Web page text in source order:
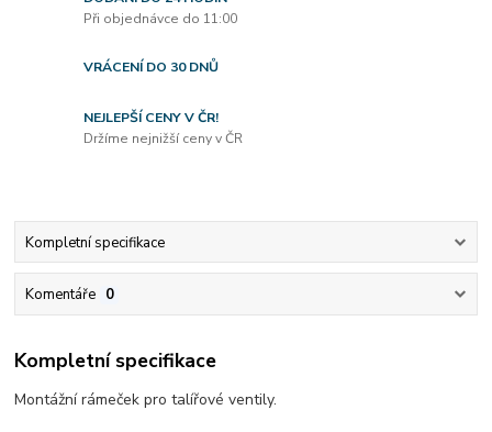
Při objednávce do 11:00
VRÁCENÍ DO 30 DNŮ
NEJLEPŠÍ CENY V ČR!
Držíme nejnižší ceny v ČR
Kompletní specifikace
Komentáře 0
Kompletní specifikace
Montážní rámeček pro talířové ventily.